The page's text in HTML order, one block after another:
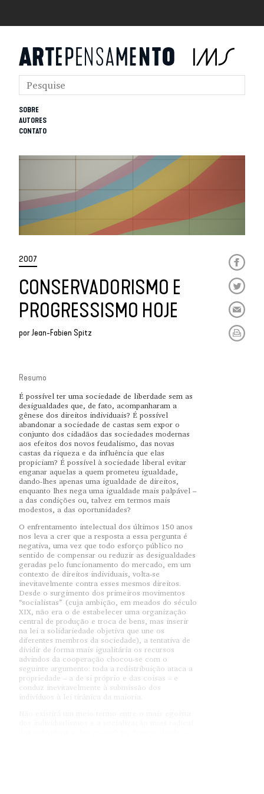
SOBRE
AUTORES
CONTATO
2007
CONSERVADORISMO E
PROGRESSISMO HOJE
porJean-Fabien Spitz
Resumo
É possível ter uma sociedade de liberdade sem as
desigualdades que, de fato, acompanharam a
gênese dos direitos individuais? É possível
abandonar a sociedade de castas sem expor o
conjunto dos cidadãos das sociedades modernas
aos efeitos dos novos feudalismo, das novas
castas da riqueza e da influência que elas
propiciam? É possível à sociedade liberal evitar
enganar aquelas a quem prometeu igualdade,
dando-lhes apenas uma igualdade de direitos,
enquanto lhes nega uma igualdade mais palpável –
a das condições ou, talvez em termos mais
modestos, a das oportunidades?
O enfrentamento intelectual dos últimos 150 anos
nos leva a crer que a resposta a essa pergunta é
negativa, uma vez que todo esforço público no
sentido de compensar ou reduzir as desigualdades
geradas pelo funcionamento do mercado, em um
contexto de direitos individuais, volta-se
inevitavelmente contra esses mesmos direitos.
Desde o surgimento dos primeiros movimentos
“socialistas” (cuja ambição, em meados do século
XIX, não era o de estabelecer uma organização
central de produção e troca de bens, mas inserir
na lei a solidariedade objetiva que une os
diferentes membros da sociedade), a tentativa de
dividir de forma mais igualitária os recursos
advindos da cooperação chocou-se com o
seguinte argumento: toda a redistribuição ataca a
propriedade – a de si próprio e das coisas – e
conduz inevitavelmente à submissão dos
indivíduos à lei tirânica da maioria.